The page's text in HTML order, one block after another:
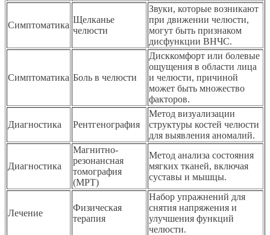
Симптоматика
Щелканье
челюсти
Звуки, которые возникают
при движении челюсти,
могут быть признаком
дисфункции ВНЧС.
Симптоматика Боль в челюсти
Дисккомфорт или болевые
ощущения в области лица
и челюсти, причиной
может быть множество
факторов.
Диагностика Рентгенография
Метод визуализации
структуры костей челюсти
для выявления аномалий.
Диагностика
Магнитно-
резонансная
томография
(МРТ)
Метод анализа состояния
мягких тканей, включая
суставы и мышцы.
Лечение
Физическая
терапия
Набор упражнений для
снятия напряжения и
улучшения функций
челюсти.